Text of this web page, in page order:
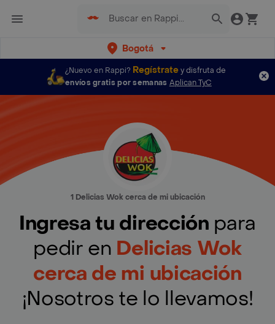
Bogotá
¿Nuevo en Rappi? Regístratey disfruta de
envíos gratis por semanas Aplican TyC
1 Delicias Wok cerca de mi ubicación
Ingresa tu dirección para
pedir en Delicias Wok
cerca de mi ubicación
¡Nosotros te lo llevamos!